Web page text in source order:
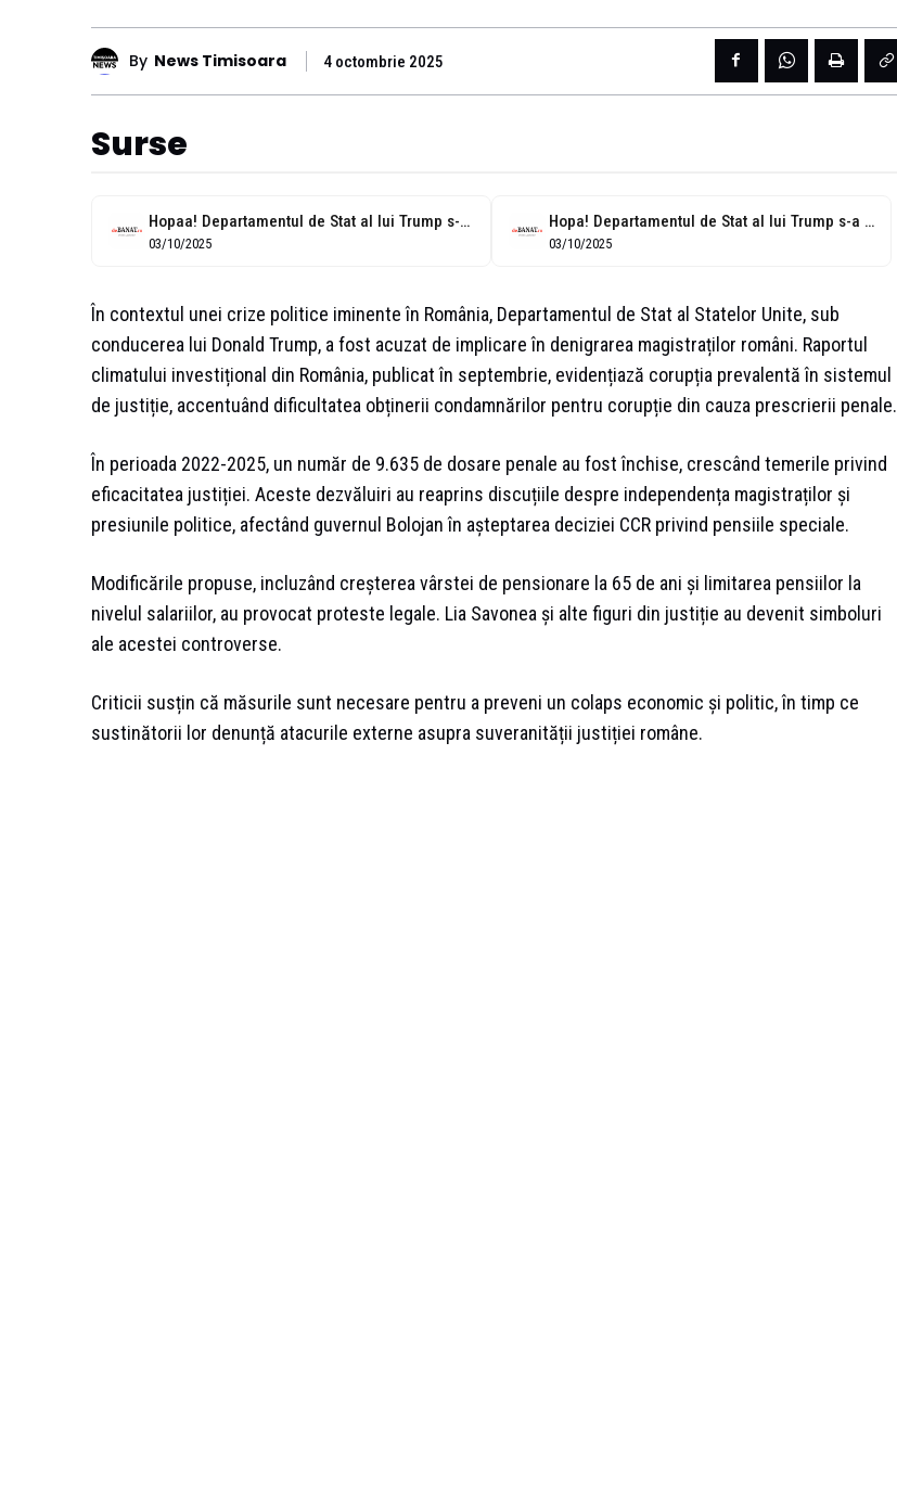
By News Timisoara 4 octombrie 2025
Surse
Hopaa! Departamentul de Stat al lui Trump s-a dat cu „globaliştii” şi...
03/10/2025
Hopa! Departamentul de Stat al lui Trump s-a dat cu „globaliştii” şi...
03/10/2025
În contextul unei crize politice iminente în România, Departamentul de Stat al Statelor Unite, sub
conducerea lui Donald Trump, a fost acuzat de implicare în denigrarea magistraților români. Raportul
climatului investițional din România, publicat în septembrie, evidențiază corupția prevalentă în sistemul
de justiție, accentuând dificultatea obținerii condamnărilor pentru corupție din cauza prescrierii penale.
În perioada 2022-2025, un număr de 9.635 de dosare penale au fost închise, crescând temerile privind
eficacitatea justiției. Aceste dezvăluiri au reaprins discuțiile despre independența magistraților și
presiunile politice, afectând guvernul Bolojan în așteptarea deciziei CCR privind pensiile speciale.
Modificările propuse, incluzând creșterea vârstei de pensionare la 65 de ani și limitarea pensiilor la
nivelul salariilor, au provocat proteste legale. Lia Savonea și alte figuri din justiție au devenit simboluri
ale acestei controverse.
Criticii susțin că măsurile sunt necesare pentru a preveni un colaps economic și politic, în timp ce
sustinătorii lor denunță atacurile externe asupra suveranității justiției române.